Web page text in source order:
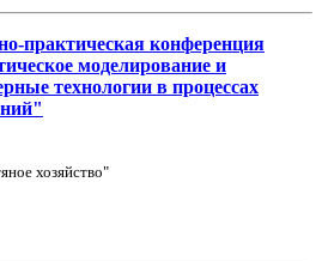
практическая конференция
моделирование и
технологии в процессах
хозяйство"